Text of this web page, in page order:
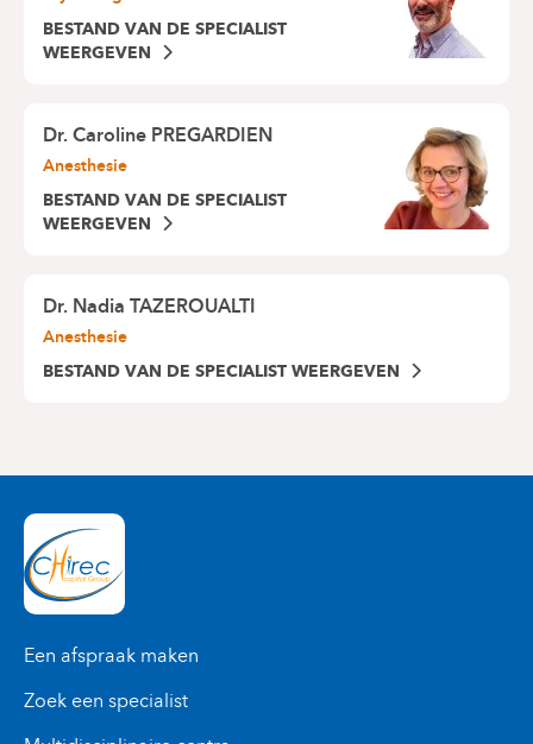
BESTAND VAN DE SPECIALIST
WEERGEVEN
Dr.Caroline PREGARDIEN
Anesthesie
BESTAND VAN DE SPECIALIST
WEERGEVEN
Dr.Nadia TAZEROUALTI
Anesthesie
BESTAND VAN DE SPECIALIST WEERGEVEN
Een afspraak maken
Zoek een specialist